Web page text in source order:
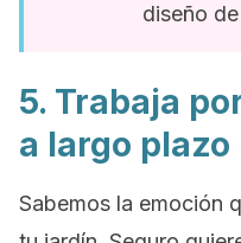
diseño
5. Trabaja
a largo plazo
Sabemos la emoción